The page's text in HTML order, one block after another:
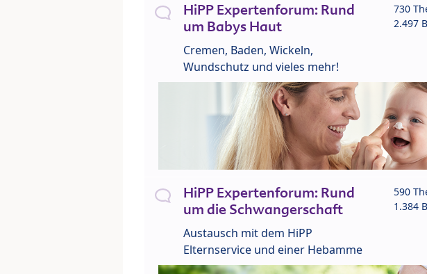
HiPP Expertenforum: Rund
um Babys Haut
Cremen, Baden, Wickeln,
Wundschutz und vieles mehr!
730
2.497
HiPP Expertenforum: Rund
um die Schwangerschaft
Austausch mit dem HiPP
Elternservice und einer Hebamme
590
1.384